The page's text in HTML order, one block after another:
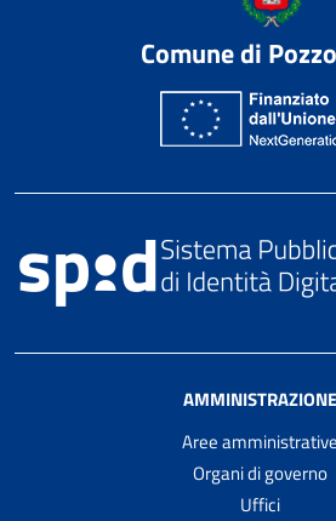
Comune di
AMMINISTRAZIONE
Aree amministrative
Organi di governo
Uffici